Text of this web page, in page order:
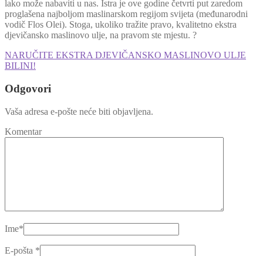
lako može nabaviti u nas. Istra je ove godine četvrti put zaredom
proglašena najboljom maslinarskom regijom svijeta (međunarodni
vodič Flos Olei). Stoga, ukoliko tražite pravo, kvalitetno ekstra
djevičansko maslinovo ulje, na pravom ste mjestu. ?
NARUČITE EKSTRA DJEVIČANSKO MASLINOVO ULJE
BILINI!
Odgovori
Vaša adresa e-pošte neće biti objavljena.
Komentar
Ime*
E-pošta *